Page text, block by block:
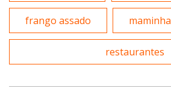
frango assado maminha
restaurantes